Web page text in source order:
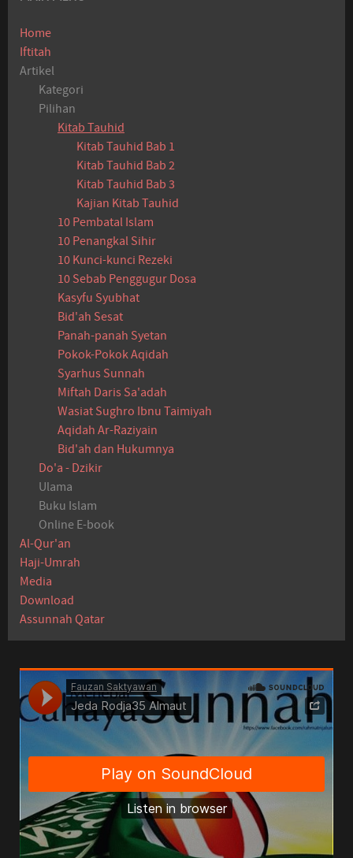
Home
Iftitah
Artikel
Kategori
Pilihan
Kitab Tauhid
Kitab Tauhid Bab 1
Kitab Tauhid Bab 2
Kitab Tauhid Bab 3
Kajian Kitab Tauhid
10 Pembatal Islam
10 Penangkal Sihir
10 Kunci-kunci Rezeki
10 Sebab Penggugur Dosa
Kasyfu Syubhat
Bid'ah Sesat
Panah-panah Syetan
Pokok-Pokok Aqidah
Syarhus Sunnah
Miftah Daris Sa'adah
Wasiat Sughro Ibnu Taimiyah
Aqidah Ar-Raziyain
Bid'ah dan Hukumnya
Do'a - Dzikir
Ulama
Buku Islam
Online E-book
Al-Qur'an
Haji-Umrah
Media
Download
Assunnah Qatar